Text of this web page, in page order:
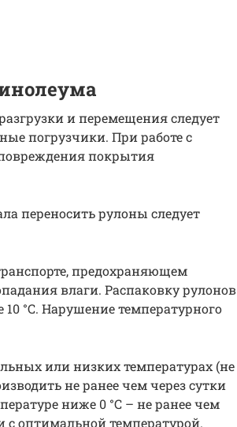
и перемещения следует
погрузчики. При работе с
покрытия
переносить рулоны следует
предохраняющем
влаги. Распаковку рулонов
°С. Нарушение температурного
или низких температурах (не
не ранее чем через сутки
ниже 0 °С – не ранее чем
с оптимальной температурой.